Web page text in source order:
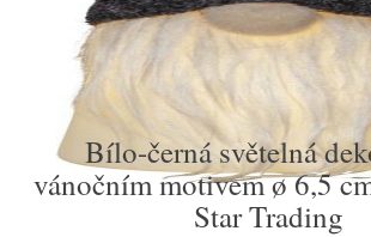
Bílo-černá světelná
vánočním motivem ø 6,5
Star Trading